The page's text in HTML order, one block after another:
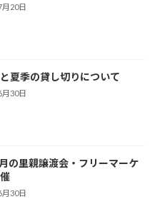
月20日
夏季の貸し切りについて
月30日
の里親譲渡会・フリーマーケ
月30日